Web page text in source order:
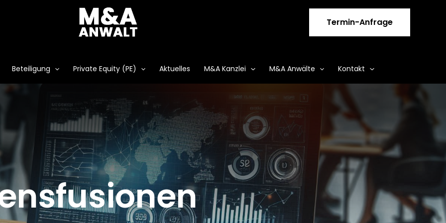
Termin-Anfrage
Beteiligung Private Equity (PE) Aktuelles M&A Kanzlei M&A Anwälte Kontakt